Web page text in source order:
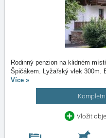
Rodinný penzion na klidném
Špičákem. Lyžařský vlek 300m.
Více »
Vložit